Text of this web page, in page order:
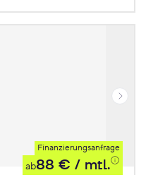
Finanzierungsanfrage
ab88 € / mtl.